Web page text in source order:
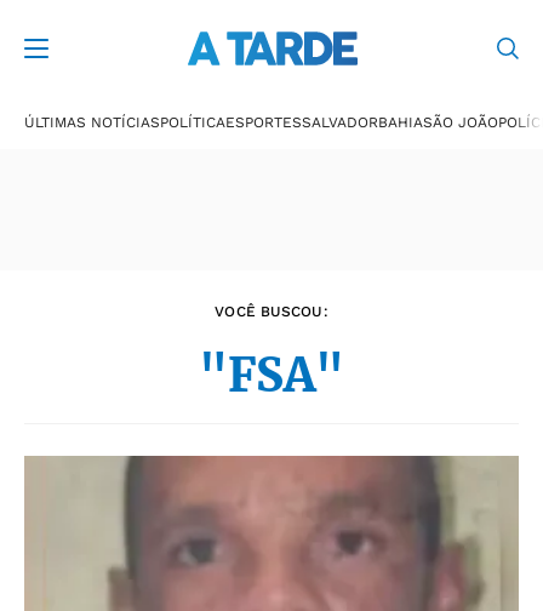
ÚLTIMAS NOTÍCIASPOLÍTICAESPORTESSALVADORBAHIASÃO JOÃO
VOCÊ BUSCOU:
"FSA"